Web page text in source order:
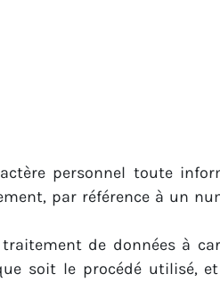
personnel toute
par référence à un
de données à
soit le procédé utilisé,